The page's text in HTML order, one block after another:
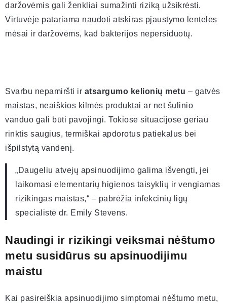
daržovėmis gali ženkliai sumažinti riziką užsikrėsti.
Virtuvėje patariama naudoti atskiras pjaustymo lenteles
mėsai ir daržovėms, kad bakterijos nepersiduotų.
Svarbu nepamiršti ir atsargumo kelionių metu – gatvės
maistas, neaiškios kilmės produktai ar net šulinio
vanduo gali būti pavojingi. Tokiose situacijose geriau
rinktis saugius, termiškai apdorotus patiekalus bei
išpilstytą vandenį.
„Daugeliu atvejų apsinuodijimo galima išvengti, jei
laikomasi elementarių higienos taisyklių ir vengiamas
rizikingas maistas,“ – pabrėžia infekcinių ligų
specialistė dr. Emily Stevens.
Naudingi ir rizikingi veiksmai nėštumo
metu susidūrus su apsinuodijimu
maistu
Kai pasireiškia apsinuodijimo simptomai nėštumo metu,